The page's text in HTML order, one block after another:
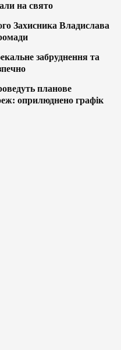
на свято
Захисника Владислава
забруднення та
планове
оприлюднено графік